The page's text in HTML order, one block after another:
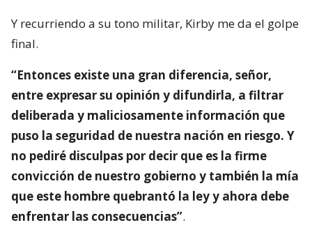
Y recurriendo a su tono militar, Kirby me da el golpe
final.
“Entonces existe una gran diferencia, señor,
entre expresar su opinión y difundirla, a filtrar
deliberada y maliciosamente información que
puso la seguridad de nuestra nación en riesgo. Y
no pediré disculpas por decir que es la firme
convicción de nuestro gobierno y también la mía
que este hombre quebrantó la ley y ahora debe
enfrentar las consecuencias”.